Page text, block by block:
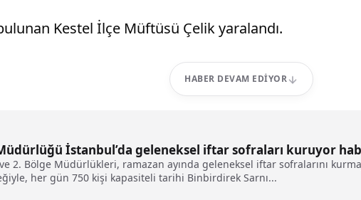
Kestel İlçe Müftüsü Çelik yaralandı.
HABER DEVAM EDIYOR
İstanbul’da geleneksel iftar sofraları kuruyor
2. Bölge Müdürlükleri, ramazan ayında geleneksel iftar sofralarını
her gün 750 kişi kapasiteli tarihi Binbirdirek Sarnı...